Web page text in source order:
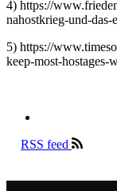
4) https://
nahostkrieg-und-
5) https://
keep-most-
RSS feed